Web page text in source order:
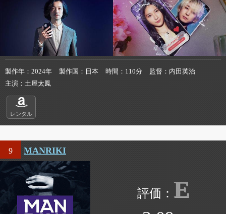
製作年 2024年 製作国 日本 時間 110分 監督
内田英治
主演
土屋太鳳
レンタル
9 MANRIKI
E